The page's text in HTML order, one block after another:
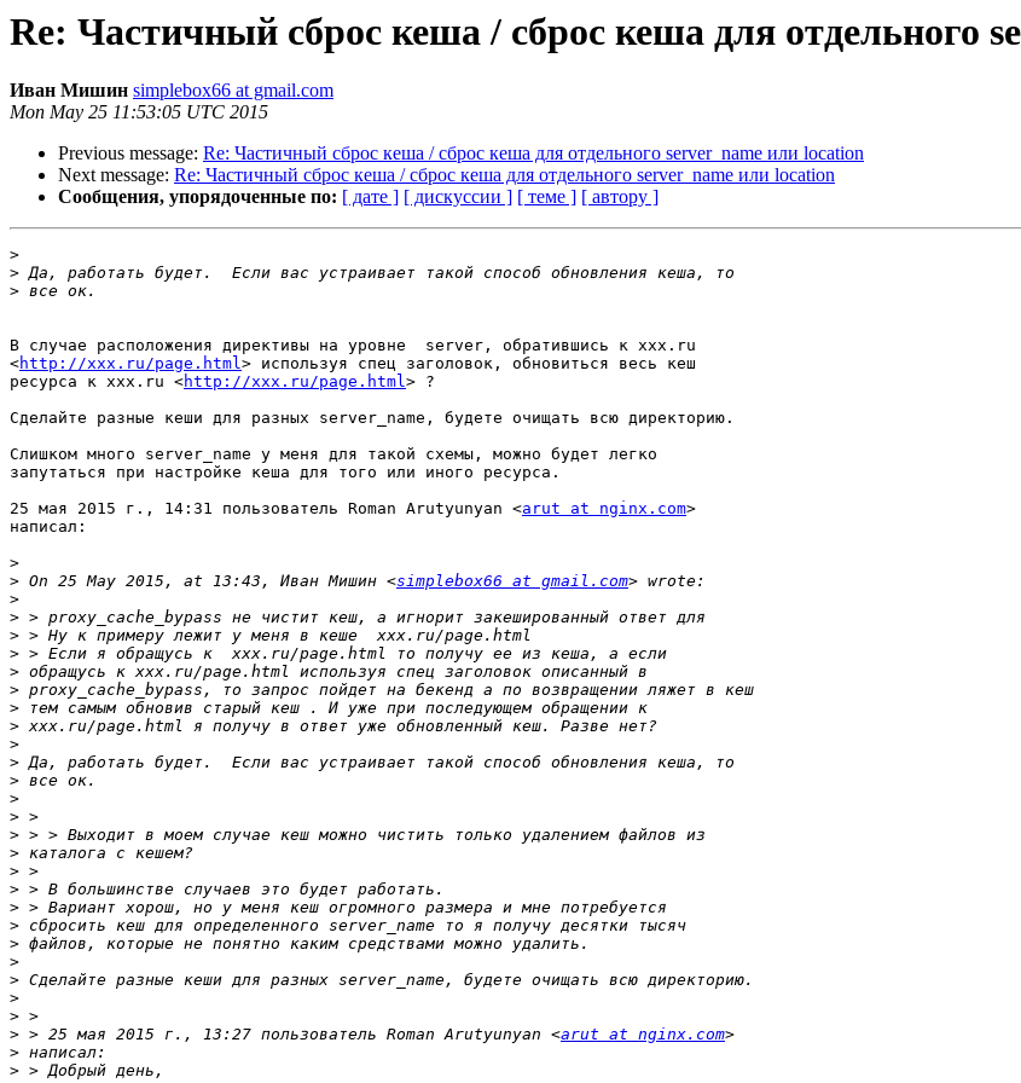
Re: Частичный сброс кеша / сброс кеша для отдельного
Иван Мишин simplebox66 at gmail.com
Mon May 25 11:53:05 UTC 2015
Previous message: Re: Частичный сброс кеша / сброс кеша для отдельного server_name или location
Next message: Re: Частичный сброс кеша / сброс кеша для отдельного server_name или location
Сообщения, упорядоченные по: [ дате ] [ дискуссии ] [ теме ] [ автору ]
>
>
>
В случае расположения директивы на уровне  server, обратившись к xxx.ru
<http://xxx.ru/page.html> используя спец заголовок, обновиться весь кеш
ресурса к xxx.ru <http://xxx.ru/page.html> ?
Сделайте разные кеши для разных server_name, будете очищать всю директорию.
Слишком много server_name у меня для такой схемы, можно будет легко
запутаться при настройке кеша для того или иного ресурса.
25 мая 2015 г., 14:31 пользователь Roman Arutyunyan <arut at nginx.com>
написал:
>
> On 25 May 2015, at 13:43, Иван Мишин <simplebox66 at gmail.com
>
>
>
>
>
>
>
>
>
>
>
>
>
>
>
>
>
>
>
>
>
>
>
>
> > 25 мая 2015 г., 13:27 пользователь Roman Arutyunyan <arut at nginx.com
>
>